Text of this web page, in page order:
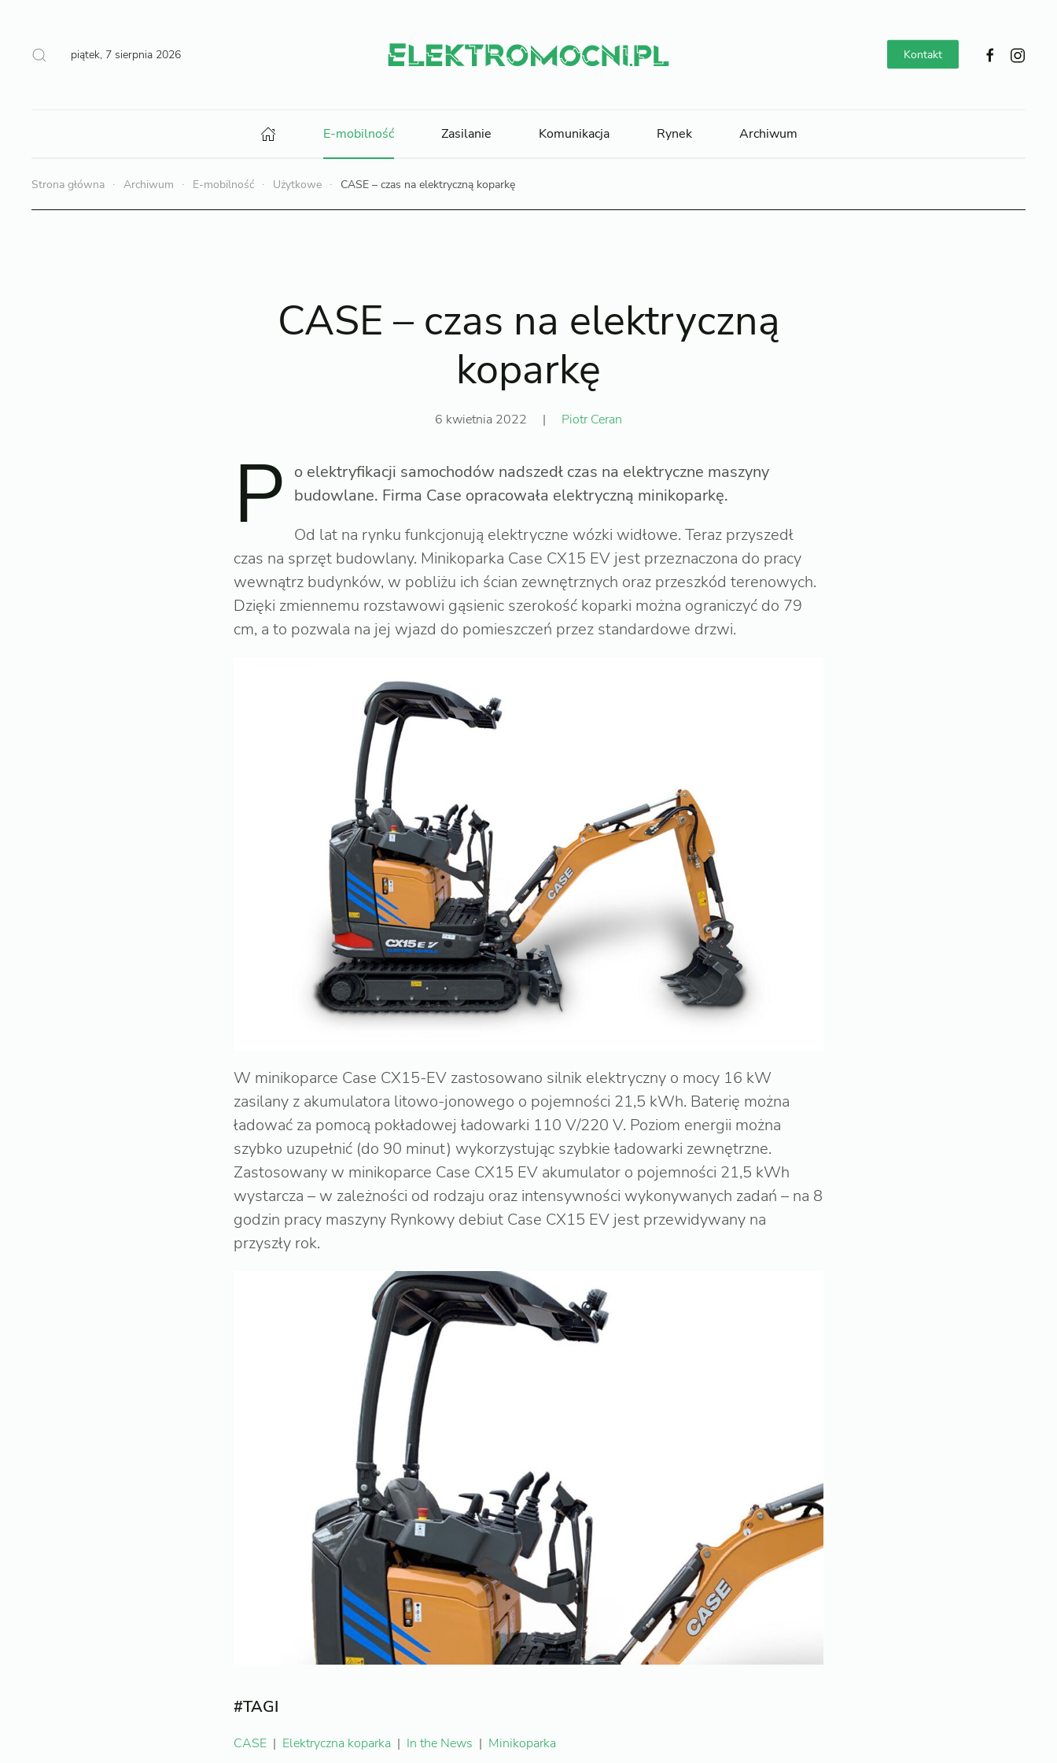
piątek, 7 sierpnia 2026 Kontakt
E-mobilność Zasilanie Komunikacja Rynek Archiwum
Strona główna Archiwum E-mobilność Użytkowe CASE – czas na elektryczną koparkę
CASE – czas na elektryczną
koparkę
6 kwietnia 2022 | Piotr Ceran
P o elektryfikacji samochodów nadszedł czas na elektryczne maszyny
budowlane. Firma Case opracowała elektryczną minikoparkę.
Od lat na rynku funkcjonują elektryczne wózki widłowe. Teraz przyszedł
czas na sprzęt budowlany. Minikoparka Case CX15 EV jest przeznaczona do pracy
wewnątrz budynków, w pobliżu ich ścian zewnętrznych oraz przeszkód terenowych.
Dzięki zmiennemu rozstawowi gąsienic szerokość koparki można ograniczyć do 79
cm, a to pozwala na jej wjazd do pomieszczeń przez standardowe drzwi.
W minikoparce Case CX15-EV zastosowano silnik elektryczny o mocy 16 kW
zasilany z akumulatora litowo-jonowego o pojemności 21,5 kWh. Baterię można
ładować za pomocą pokładowej ładowarki 110 V/220 V. Poziom energii można
szybko uzupełnić (do 90 minut) wykorzystując szybkie ładowarki zewnętrzne.
Zastosowany w minikoparce Case CX15 EV akumulator o pojemności 21,5 kWh
wystarcza – w zależności od rodzaju oraz intensywności wykonywanych zadań – na 8
godzin pracy maszyny Rynkowy debiut Case CX15 EV jest przewidywany na
przyszły rok.
#TAGI
CASE | Elektryczna koparka | In the News | Minikoparka